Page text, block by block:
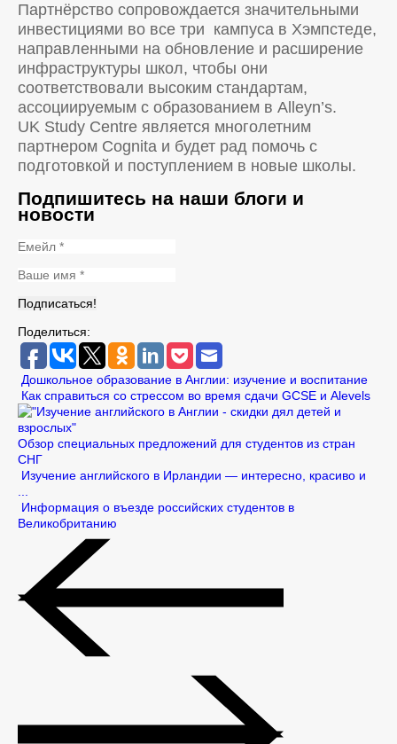
Партнёрство сопровождается значительными
инвестициями во все три кампуса в Хэмпстеде,
направленными на обновление и расширение
инфраструктуры школ, чтобы они
соответствовали высоким стандартам,
ассоциируемым с образованием в Alleyn’s.
UK Study Centre является многолетним
партнером Cognita и будет рад помочь с
подготовкой и поступлением в новые школы.
Подпишитесь на наши блоги и
новости
Поделиться:
Дошкольное образование в Англии: изучение и воспитание
Как справиться со стрессом во время сдачи GCSE и Alevels
Обзор специальных предложений для студентов из стран
СНГ
Изучение английского в Ирландии — интересно, красиво и
Информация о въезде российских студентов в
Великобританию